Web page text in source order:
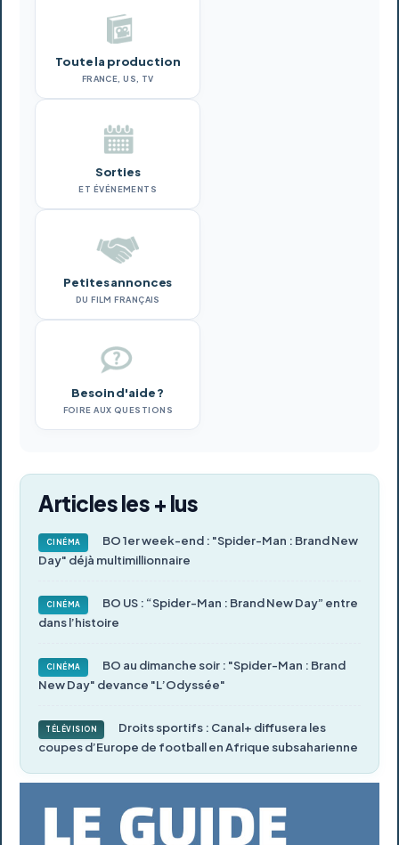
Toute la production
FRANCE, US, TV
Sorties
ET ÉVÉNEMENTS
Petites annonces
DU FILM FRANÇAIS
Besoin d'aide ?
FOIRE AUX QUESTIONS
Articles les + lus
CINÉMA
BO 1er week-end : "Spider-Man : Brand New
Day" déjà multimillionnaire
CINÉMA
BO US : “Spider-Man : Brand New Day” entre
dans l’histoire
CINÉMA
BO au dimanche soir : "Spider-Man : Brand
New Day" devance "L’Odyssée"
TÉLÉVISION
Droits sportifs : Canal+ diffusera les
coupes d’Europe de football en Afrique subsaharienne